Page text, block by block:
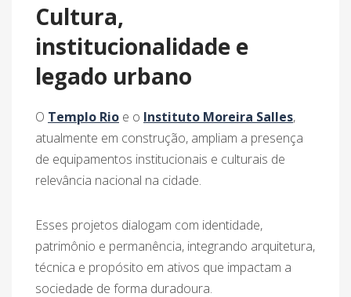
Cultura,
institucionalidade e
legado urbano
O Templo Rio e o Instituto Moreira Salles,
atualmente em construção, ampliam a presença
de equipamentos institucionais e culturais de
relevância nacional na cidade.
Esses projetos dialogam com identidade,
patrimônio e permanência, integrando arquitetura,
técnica e propósito em ativos que impactam a
sociedade de forma duradoura.